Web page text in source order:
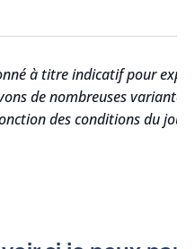
à titre indicatif pour
de nombreuses variantes
des conditions du jour